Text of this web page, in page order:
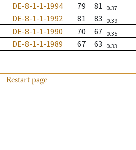
DE-8-1-1-1994 79 81 0.37
DE-8-1-1-1992 81 83 0.39
DE-8-1-1-1990 70 67 0.35
DE-8-1-1-1989 67 63 0.33
Restart page